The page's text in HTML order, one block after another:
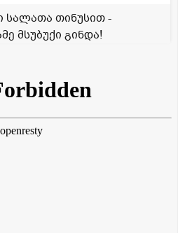
სალათა თინუსით -
მსუბუქი გინდა!